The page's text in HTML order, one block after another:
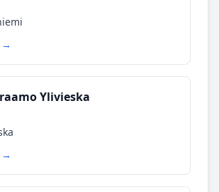
→
Ylivieska
→